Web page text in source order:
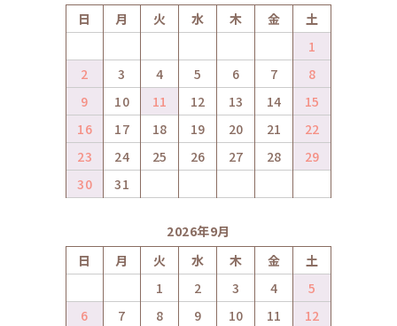
日
月 火 水 木 金
土
1
2
3 4 5 6 7
8
9
10 11 12 13 14
15
16
17 18 19 20 21
22
23
24 25 26 27 28
29
30
31
2026年9月
日
月 火 水 木 金
土
1
2 3 4
5
6
7 8 9 10 11
12